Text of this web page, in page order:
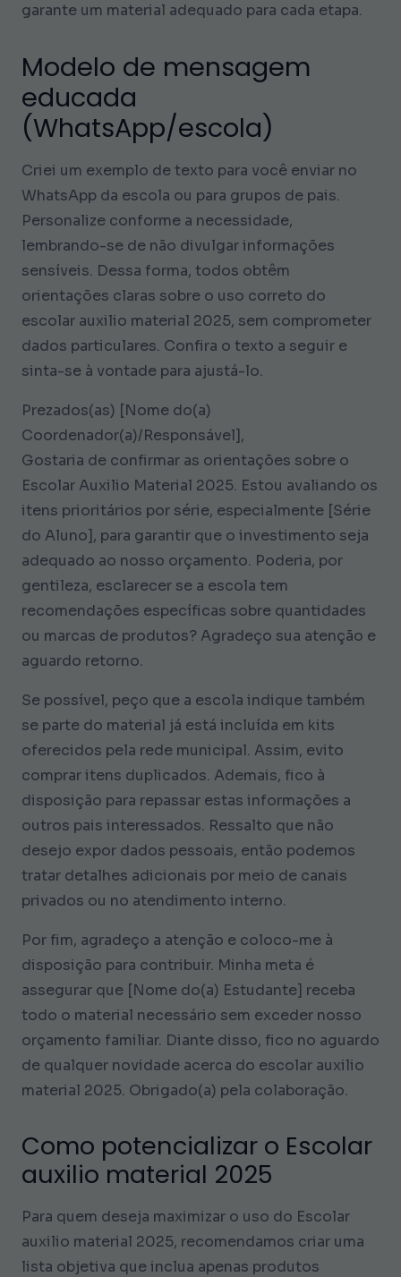
garante um material adequado para cada etapa.
Modelo de mensagem
educada
(WhatsApp/escola)
Criei um exemplo de texto para você enviar no
WhatsApp da escola ou para grupos de pais.
Personalize conforme a necessidade,
lembrando-se de não divulgar informações
sensíveis. Dessa forma, todos obtêm
orientações claras sobre o uso correto do
escolar auxilio material 2025, sem comprometer
dados particulares. Confira o texto a seguir e
sinta-se à vontade para ajustá-lo.
Prezados(as) [Nome do(a)
Coordenador(a)/Responsável],
Gostaria de confirmar as orientações sobre o
Escolar Auxilio Material 2025. Estou avaliando os
itens prioritários por série, especialmente [Série
do Aluno], para garantir que o investimento seja
adequado ao nosso orçamento. Poderia, por
gentileza, esclarecer se a escola tem
recomendações específicas sobre quantidades
ou marcas de produtos? Agradeço sua atenção e
aguardo retorno.
Se possível, peço que a escola indique também
se parte do material já está incluída em kits
oferecidos pela rede municipal. Assim, evito
comprar itens duplicados. Ademais, fico à
disposição para repassar estas informações a
outros pais interessados. Ressalto que não
desejo expor dados pessoais, então podemos
tratar detalhes adicionais por meio de canais
privados ou no atendimento interno.
Por fim, agradeço a atenção e coloco-me à
disposição para contribuir. Minha meta é
assegurar que [Nome do(a) Estudante] receba
todo o material necessário sem exceder nosso
orçamento familiar. Diante disso, fico no aguardo
de qualquer novidade acerca do escolar auxilio
material 2025. Obrigado(a) pela colaboração.
Como potencializar o Escolar
auxilio material 2025
Para quem deseja maximizar o uso do Escolar
auxilio material 2025, recomendamos criar uma
lista objetiva que inclua apenas produtos